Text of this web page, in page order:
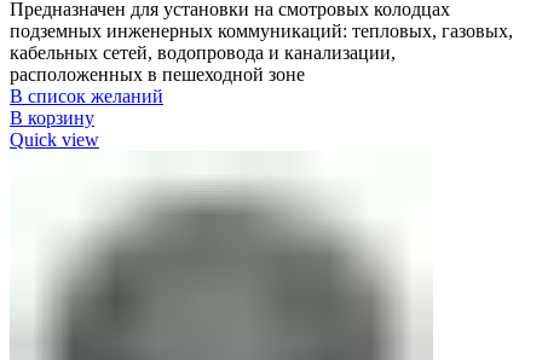
Предназначен для установки на смотровых колодцах
подземных инженерных коммуникаций: тепловых, газовых,
кабельных сетей, водопровода и канализации,
расположенных в пешеходной зоне
В список желаний
В корзину
Quick view